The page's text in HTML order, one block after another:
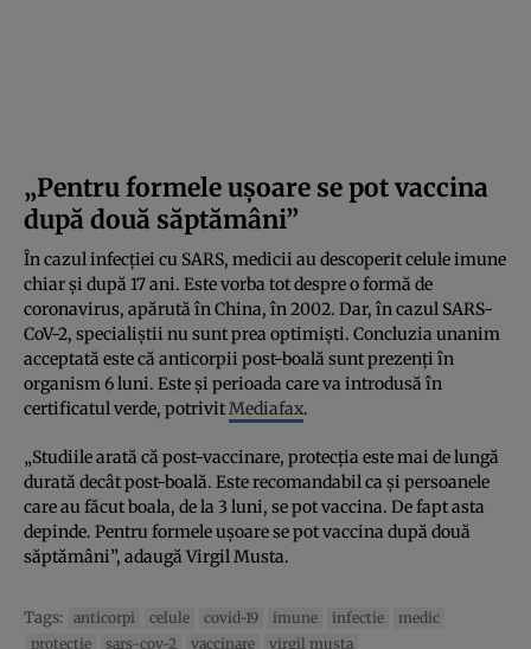
„Pentru formele uşoare se pot vaccina
după două săptămâni”
În cazul infecţiei cu SARS, medicii au descoperit celule imune
chiar şi după 17 ani. Este vorba tot despre o formă de
coronavirus, apărută în China, în 2002. Dar, în cazul SARS-
CoV-2, specialiştii nu sunt prea optimişti. Concluzia unanim
acceptată este că anticorpii post-boală sunt prezenţi în
organism 6 luni. Este şi perioada care va introdusă în
certificatul verde, potrivitMediafax.
„Studiile arată că post-vaccinare, protecţia este mai de lungă
durată decât post-boală. Este recomandabil ca şi persoanele
care au făcut boala, de la 3 luni, se pot vaccina. De fapt asta
depinde. Pentru formele uşoare se pot vaccina după două
săptămâni”, adaugă Virgil Musta.
Tags: anticorpi celule covid-19 imune infectie
medic
protectie
sars-cov-2 vaccinare virgil musta